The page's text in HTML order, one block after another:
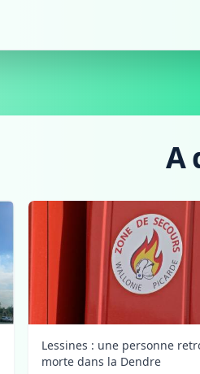
A
Lessines : une personne
morte dans la Dendre